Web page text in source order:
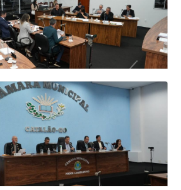
2026
Veja todas as fotos
ORDINÁRIA DA CÂMARA
DE VEREADORES DE CATALÃO
2026
Veja todas as fotos